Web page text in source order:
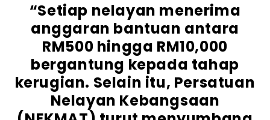
“Setiap nelayan menerima
anggaran bantuan antara
RM500 hingga RM10,000
bergantung kepada tahap
kerugian. Selain itu, Persatuan
Nelayan Kebangsaan